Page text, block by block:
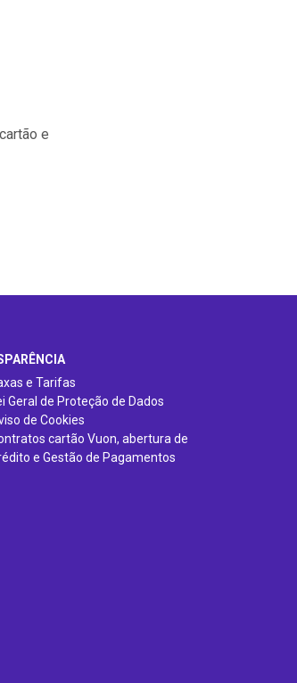
e
e Tarifas
Geral de Proteção de Dados
de Cookies
cartão Vuon, abertura de
e Gestão de Pagamentos